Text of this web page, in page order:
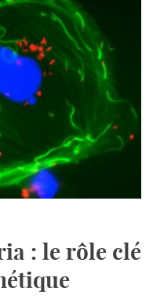
: le rôle clé